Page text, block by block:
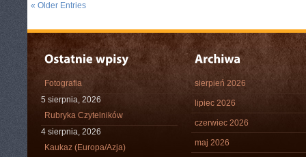
« Older Entries
Fotografia
5 sierpnia, 2026
Rubryka Czytelników
4 sierpnia, 2026
Kaukaz (Europa/Azja)
sierpień 2026
lipiec 2026
czerwiec 2026
maj 2026